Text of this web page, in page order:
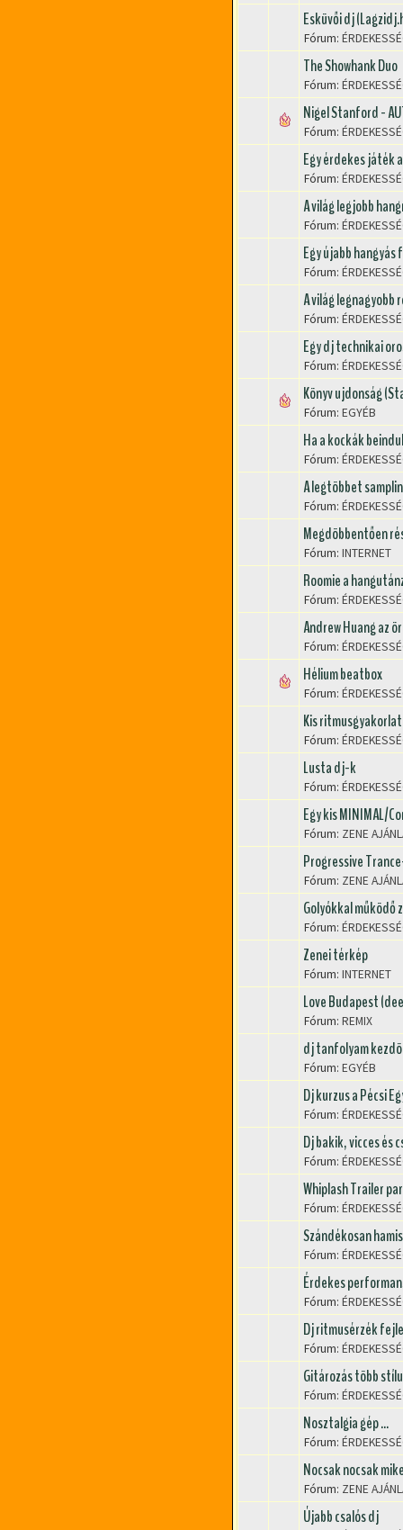
Esküvői dj
Fórum:
The Showhank Duo
Fórum:
Nigel Stanford -
Fórum:
Egy érdekes játék
Fórum:
A világ legjobb
Fórum:
Egy újabb
Fórum:
A világ legnagyobb
Fórum:
Egy dj technikai
Fórum:
Könyv ujdonság
Fórum: EGYÉB
Ha a kockák
Fórum:
A legtöbbet
Fórum:
Megdöbbentően
Fórum: INTERNET
Roomie a
Fórum:
Andrew Huang az
Fórum:
Hélium beatbox
Fórum:
Kis
Fórum:
Lusta dj-k
Fórum:
Egy kis MINIMAL/
Fórum: ZENE
Progressive
Fórum: ZENE
Golyókkal működő
Fórum:
Zenei térkép
Fórum: INTERNET
Love Budapest
Fórum: REMIX
dj tanfolyam
Fórum: EGYÉB
Dj kurzus a Pécsi
Fórum:
Dj bakik, vicces és
Fórum:
Whiplash Trailer
Fórum:
Szándékosan
Fórum:
Érdekes
Fórum:
Dj ritmusérzék
Fórum:
Gitározás több
Fórum:
Nosztalgia gép ...
Fórum:
Nocsak nocsak
Fórum: ZENE
Újabb csalós dj